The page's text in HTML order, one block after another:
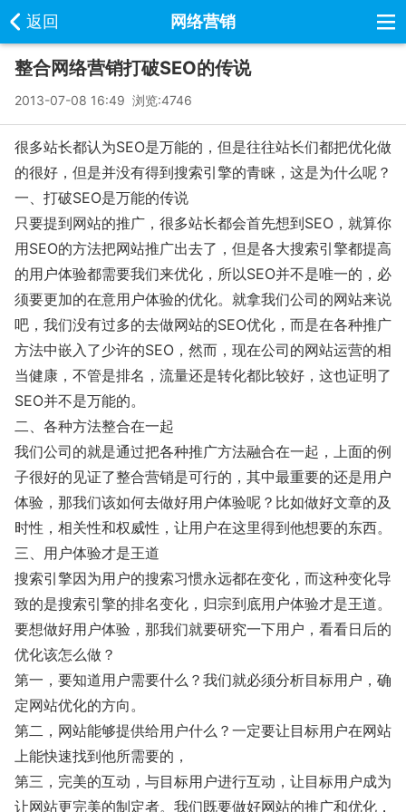
返回 网络营销
整合网络营销打破SEO的传说
2013-07-08 16:49 浏览:4746
很多站长都认为SEO是万能的，但是往往站长们都把优化做
的很好，但是并没有得到搜索引擎的青睐，这是为什么呢？
一、打破SEO是万能的传说
只要提到网站的推广，很多站长都会首先想到SEO，就算你
用SEO的方法把网站推广出去了，但是各大搜索引擎都提高
的用户体验都需要我们来优化，所以SEO并不是唯一的，必
须要更加的在意用户体验的优化。就拿我们公司的网站来说
吧，我们没有过多的去做网站的SEO优化，而是在各种推广
方法中嵌入了少许的SEO，然而，现在公司的网站运营的相
当健康，不管是排名，流量还是转化都比较好，这也证明了
SEO并不是万能的。
二、各种方法整合在一起
我们公司的就是通过把各种推广方法融合在一起，上面的例
子很好的见证了整合营销是可行的，其中最重要的还是用户
体验，那我们该如何去做好用户体验呢？比如做好文章的及
时性，相关性和权威性，让用户在这里得到他想要的东西。
三、用户体验才是王道
搜索引擎因为用户的搜索习惯永远都在变化，而这种变化导
致的是搜索引擎的排名变化，归宗到底用户体验才是王道。
要想做好用户体验，那我们就要研究一下用户，看看日后的
优化该怎么做？
第一，要知道用户需要什么？我们就必须分析目标用户，确
定网站优化的方向。
第二，网站能够提供给用户什么？一定要让目标用户在网站
上能快速找到他所需要的，
第三，完美的互动，与目标用户进行互动，让目标用户成为
让网站更完美的制定者。我们既要做好网站的推广和优化，